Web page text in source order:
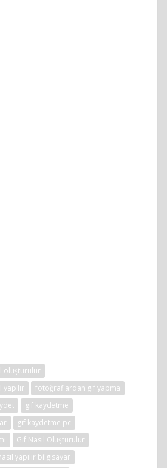
oluşturulur
fotoğraflardan gif yapma
gif kaydetme
gif kaydetme pc
Gif Nasıl Oluşturulur
yapılır bilgisayar